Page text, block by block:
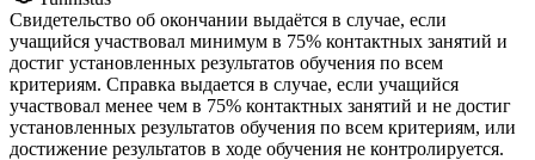
Свидетельство об окончании выдаётся в случае, если
учащийся участвовал минимум в 75% контактных занятий и
достиг установленных результатов обучения по всем
критериям. Справка выдается в случае, если учащийся
участвовал менее чем в 75% контактных занятий и не достиг
установленных результатов обучения по всем критериям, или
достижение результатов в ходе обучения не контролируется.